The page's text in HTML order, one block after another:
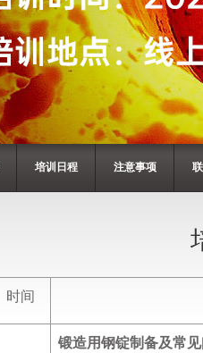
培训日程 注意事项
时间
锻造用钢锭制备及常